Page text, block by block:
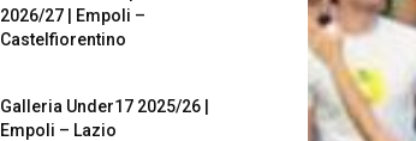
2026/27 | Empoli –
Castelfiorentino
Galleria Under17 2025/26 |
Empoli – Lazio